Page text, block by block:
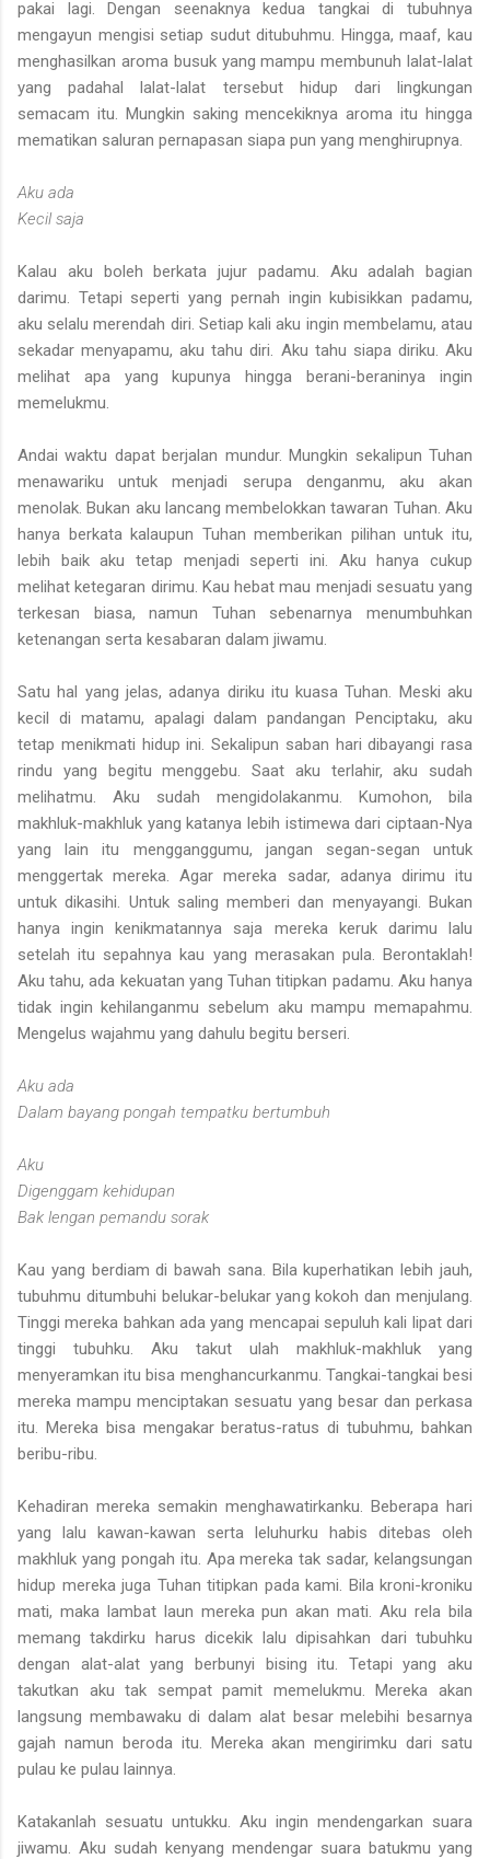
pakai lagi. Dengan seenaknya kedua tangkai di tubuhnya
mengayun mengisi setiap sudut ditubuhmu. Hingga, maaf, kau
menghasilkan aroma busuk yang mampu membunuh lalat-lalat
yang padahal lalat-lalat tersebut hidup dari lingkungan
semacam itu. Mungkin saking mencekiknya aroma itu hingga
mematikan saluran pernapasan siapa pun yang menghirupnya.
Aku ada
Kecil saja
Kalau aku boleh berkata jujur padamu. Aku adalah bagian
darimu. Tetapi seperti yang pernah ingin kubisikkan padamu,
aku selalu merendah diri. Setiap kali aku ingin membelamu, atau
sekadar menyapamu, aku tahu diri. Aku tahu siapa diriku. Aku
melihat apa yang kupunya hingga berani-beraninya ingin
memelukmu.
Andai waktu dapat berjalan mundur. Mungkin sekalipun Tuhan
menawariku untuk menjadi serupa denganmu, aku akan
menolak. Bukan aku lancang membelokkan tawaran Tuhan. Aku
hanya berkata kalaupun Tuhan memberikan pilihan untuk itu,
lebih baik aku tetap menjadi seperti ini. Aku hanya cukup
melihat ketegaran dirimu. Kau hebat mau menjadi sesuatu yang
terkesan biasa, namun Tuhan sebenarnya menumbuhkan
ketenangan serta kesabaran dalam jiwamu.
Satu hal yang jelas, adanya diriku itu kuasa Tuhan. Meski aku
kecil di matamu, apalagi dalam pandangan Penciptaku, aku
tetap menikmati hidup ini. Sekalipun saban hari dibayangi rasa
rindu yang begitu menggebu. Saat aku terlahir, aku sudah
melihatmu. Aku sudah mengidolakanmu. Kumohon, bila
makhluk-makhluk yang katanya lebih istimewa dari ciptaan-Nya
yang lain itu mengganggumu, jangan segan-segan untuk
menggertak mereka. Agar mereka sadar, adanya dirimu itu
untuk dikasihi. Untuk saling memberi dan menyayangi. Bukan
hanya ingin kenikmatannya saja mereka keruk darimu lalu
setelah itu sepahnya kau yang merasakan pula. Berontaklah!
Aku tahu, ada kekuatan yang Tuhan titipkan padamu. Aku hanya
tidak ingin kehilanganmu sebelum aku mampu memapahmu.
Mengelus wajahmu yang dahulu begitu berseri.
Aku ada
Dalam bayang pongah tempatku bertumbuh
Aku
Digenggam kehidupan
Bak lengan pemandu sorak
Kau yang berdiam di bawah sana. Bila kuperhatikan lebih jauh,
tubuhmu ditumbuhi belukar-belukar yang kokoh dan menjulang.
Tinggi mereka bahkan ada yang mencapai sepuluh kali lipat dari
tinggi tubuhku. Aku takut ulah makhluk-makhluk yang
menyeramkan itu bisa menghancurkanmu. Tangkai-tangkai besi
mereka mampu menciptakan sesuatu yang besar dan perkasa
itu. Mereka bisa mengakar beratus-ratus di tubuhmu, bahkan
beribu-ribu.
Kehadiran mereka semakin menghawatirkanku. Beberapa hari
yang lalu kawan-kawan serta leluhurku habis ditebas oleh
makhluk yang pongah itu. Apa mereka tak sadar, kelangsungan
hidup mereka juga Tuhan titipkan pada kami. Bila kroni-kroniku
mati, maka lambat laun mereka pun akan mati. Aku rela bila
memang takdirku harus dicekik lalu dipisahkan dari tubuhku
dengan alat-alat yang berbunyi bising itu. Tetapi yang aku
takutkan aku tak sempat pamit memelukmu. Mereka akan
langsung membawaku di dalam alat besar melebihi besarnya
gajah namun beroda itu. Mereka akan mengirimku dari satu
pulau ke pulau lainnya.
Katakanlah sesuatu untukku. Aku ingin mendengarkan suara
jiwamu. Aku sudah kenyang mendengar suara batukmu yang